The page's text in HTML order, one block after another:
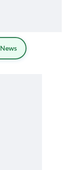
News